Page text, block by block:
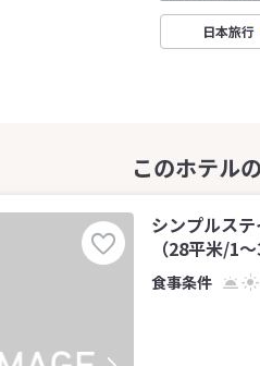
日本旅行
シンプルス
（28平米/1